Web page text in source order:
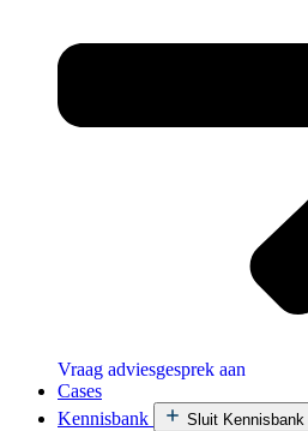
Vraag adviesgesprek aan
Cases
Kennisbank
Sluit Kennisbank